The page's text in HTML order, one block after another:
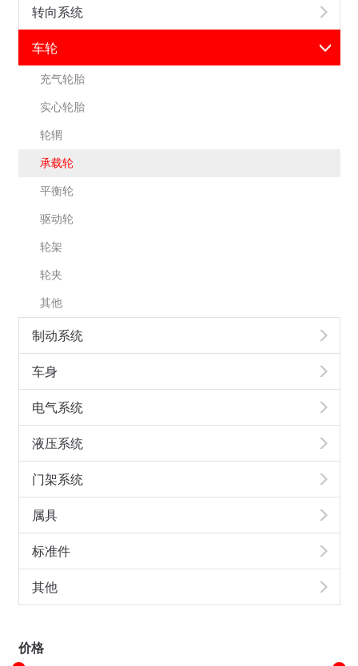
转向系统
车轮
充气轮胎
实心轮胎
轮辋
承载轮
平衡轮
驱动轮
轮架
轮夹
其他
制动系统
车身
电气系统
液压系统
门架系统
属具
标准件
其他
价格